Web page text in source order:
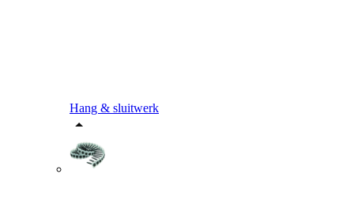
Hang & sluitwerk